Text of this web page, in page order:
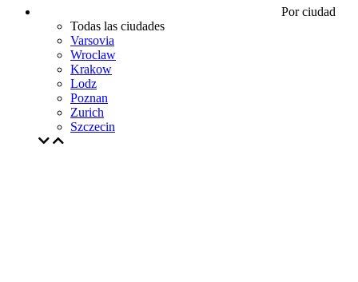
Por ciudad
Todas las ciudades
Varsovia
Wroclaw
Krakow
Lodz
Poznan
Zurich
Szczecin